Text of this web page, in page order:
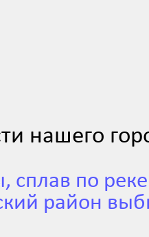
нашего
сплав по
район